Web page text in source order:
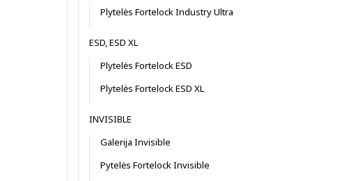
Plytelės Fortelock Industry Ultra
ESD, ESD XL
Plytelės Fortelock ESD
Plytelės Fortelock ESD XL
INVISIBLE
Galerija Invisible
Pytelės Fortelock Invisible